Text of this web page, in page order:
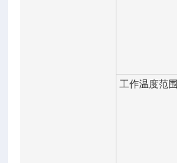
工作温度范围